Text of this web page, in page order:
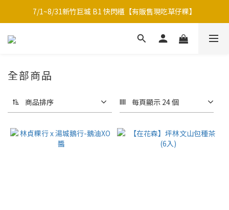
中秋限定-福滿糕 〔預購中〕8/12開始出貨
7/1~8/31新竹巨城 B1 快閃櫃【有販售現吃草仔粿】
中秋限定禮盒｜月海｜多款草仔粿Ｘ包種茶
全部商品
商品排序 每頁顯示 24 個